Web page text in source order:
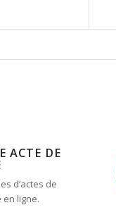
ACTE DE
d’actes de
en ligne.